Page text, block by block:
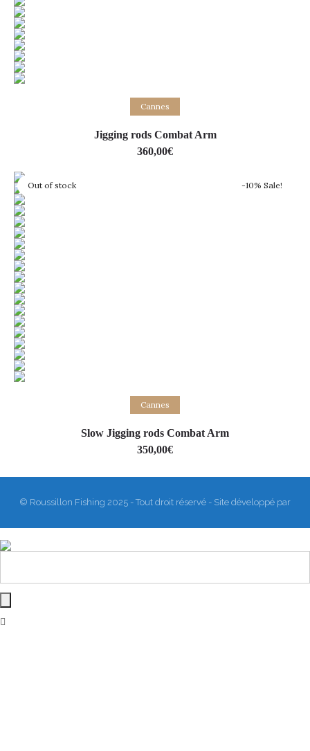
Lire la suite
Cannes
Jigging rods Combat Arm
360,00€
-10% Sale!
Lire la suite
Out of stock
Cannes
Slow Jigging rods Combat Arm
350,00€
© Roussillon Fishing 2025 - Tout droit réservé - Site développé par
Matthieu Sanogho&Rodmaps